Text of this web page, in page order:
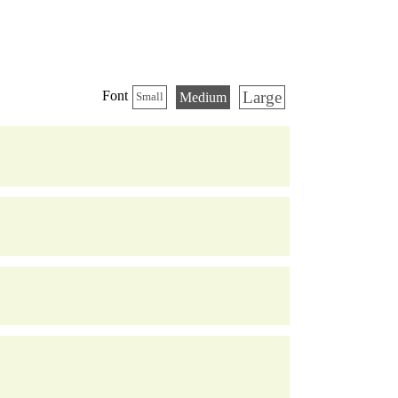
Font Small Medium Large